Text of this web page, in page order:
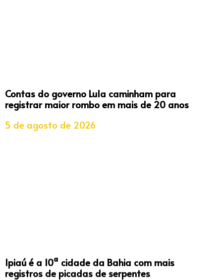
Contas do governo Lula caminham para
registrar maior rombo em mais de 20 anos
5 de agosto de 2026
Ipiaú é a 10ª cidade da Bahia com mais
registros de picadas de serpentes